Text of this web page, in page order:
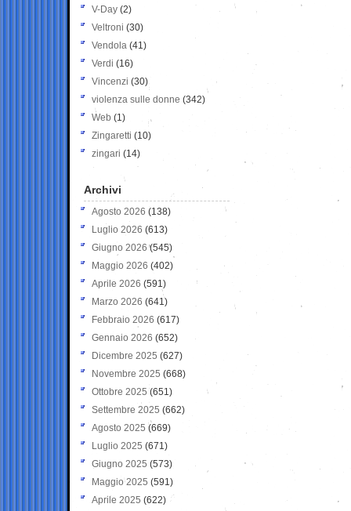
V-Day (2)
Veltroni (30)
Vendola (41)
Verdi (16)
Vincenzi (30)
violenza sulle donne (342)
Web (1)
Zingaretti (10)
zingari (14)
Archivi
Agosto 2026 (138)
Luglio 2026 (613)
Giugno 2026 (545)
Maggio 2026 (402)
Aprile 2026 (591)
Marzo 2026 (641)
Febbraio 2026 (617)
Gennaio 2026 (652)
Dicembre 2025 (627)
Novembre 2025 (668)
Ottobre 2025 (651)
Settembre 2025 (662)
Agosto 2025 (669)
Luglio 2025 (671)
Giugno 2025 (573)
Maggio 2025 (591)
Aprile 2025 (622)